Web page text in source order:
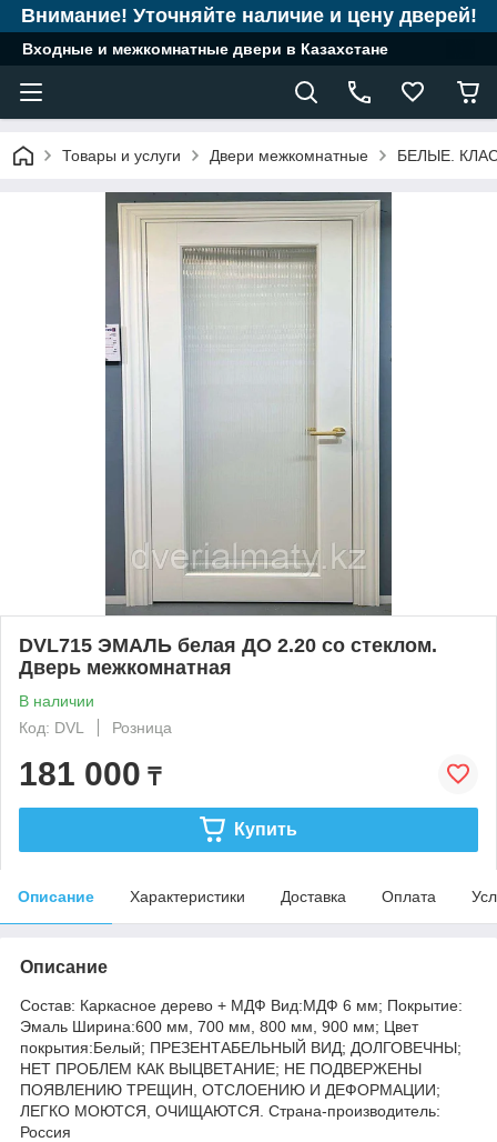
Внимание! Уточняйте наличие и цену дверей!
Входные и межкомнатные двери в Казахстане
Товары и услуги Двери межкомнатные БЕЛЫЕ.
DVL715 ЭМАЛЬ белая ДО 2.20 со стеклом.
Дверь межкомнатная
В наличии
Код: DVL
Розница
181 000 ₸
Купить
Описание Характеристики Доставка Оплата
Описание
Состав: Каркасное дерево + МДФ Вид:МДФ 6 мм; Покрытие:
Эмаль Ширина:600 мм, 700 мм, 800 мм, 900 мм; Цвет
покрытия:Белый; ПРЕЗЕНТАБЕЛЬНЫЙ ВИД; ДОЛГОВЕЧНЫ;
НЕТ ПРОБЛЕМ КАК ВЫЦВЕТАНИЕ; НЕ ПОДВЕРЖЕНЫ
ПОЯВЛЕНИЮ ТРЕЩИН, ОТСЛОЕНИЮ И ДЕФОРМАЦИИ;
ЛЕГКО МОЮТСЯ, ОЧИЩАЮТСЯ. Страна-производитель:
Россия